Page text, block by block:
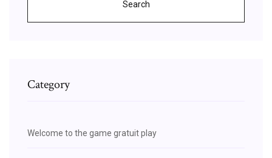
Search
Category
Welcome to the game gratuit play